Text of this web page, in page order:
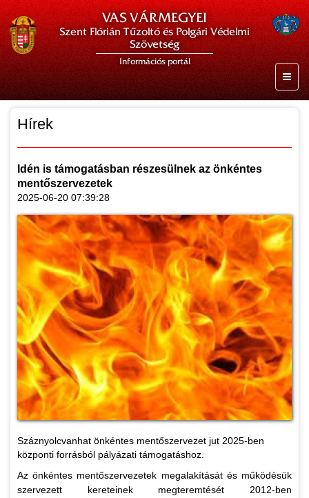
VAS VÁRMEGYEI
Szent Flórián Tűzoltó és Polgári Védelmi
Szövetség
Információs portál
Hírek
Idén is támogatásban részesülnek az önkéntes
mentőszervezetek
2025-06-20 07:39:28
Száznyolcvanhat önkéntes mentőszervezet jut 2025-ben
központi forrásból pályázati támogatáshoz.
Az önkéntes mentőszervezetek megalakítását és működésük
szervezett kereteinek megteremtését 2012-ben